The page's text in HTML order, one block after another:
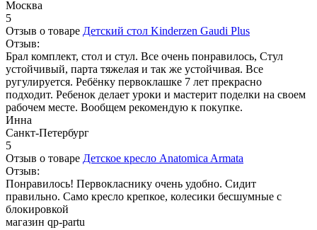
Москва
5
Отзыв о товаре Детский стол Kinderzen Gaudi Plus
Отзыв:
Брал комплект, стол и стул. Все очень понравилось, Стул
устойчивый, парта тяжелая и так же устойчивая. Все
ругулируется. Ребёнку первоклашке 7 лет прекрасно
подходит. Ребенок делает уроки и мастерит поделки на своем
рабочем месте. Вообщем рекомендую к покупке.
Инна
Санкт-Петербург
5
Отзыв о товаре Детское кресло Anatomica Armata
Отзыв:
Понравилось! Первокласнику очень удобно. Сидит
правильно. Само кресло крепкое, колесики бесшумные с
блокировкой
магазин qp-partu